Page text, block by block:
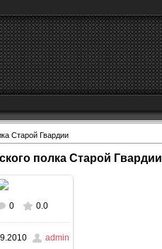
Старой Гвардии
полка Старой Гвардии
размере
/ 38.0Kb
0 0.0
admin